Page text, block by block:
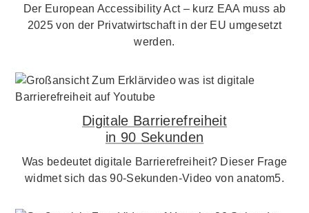
Der European Accessibility Act – kurz EAA muss ab
2025 von der Privatwirtschaft in der EU umgesetzt
werden.
Digitale Barrierefreiheit
in 90 Sekunden
Was bedeutet digitale Barrierefreiheit? Dieser Frage
widmet sich das 90-Sekunden-Video von anatom5.